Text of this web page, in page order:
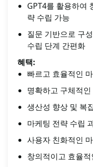
GPT4를 활용하여
략 수립 가능
질문 기반으로 구
수립 단계 간편화
혜택:
빠르고 효율적인
명확하고 구체적
생산성 향상 및 복
마케팅 전략 수립
사용자 친화적인
창의적이고 효율